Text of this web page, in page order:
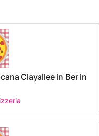
Clayallee in Berlin